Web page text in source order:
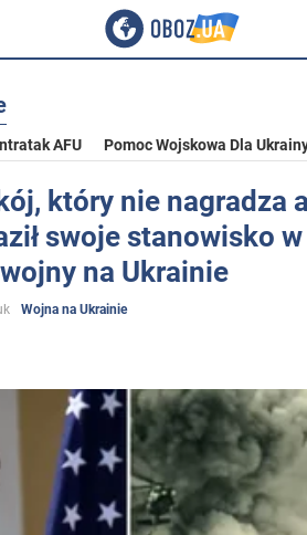
AFU Pomoc Wojskowa Dla
który nie nagradza
swoje stanowisko
na Ukrainie
Wojna na Ukrainie